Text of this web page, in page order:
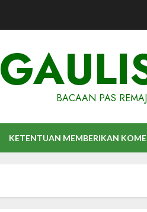
BACAAN PAS
KETENTUAN MEMBERIKAN